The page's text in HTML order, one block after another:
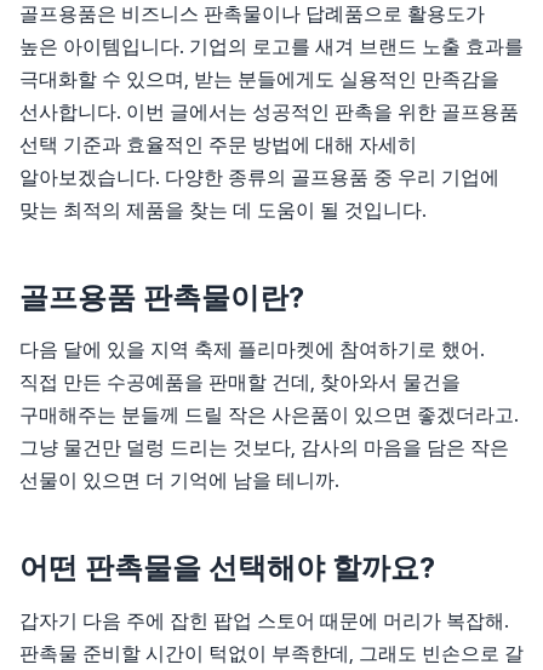
문구용품
미용용품
사무용잡화
상패/휘장
선물세트
수건/손수건
시계/고급시계
우산/우의
주방기구
골프용품은 비즈니스 판촉물이나 답례품으로 활용도가
높은 아이템입니다. 기업의 로고를 새겨 브랜드 노출 효과를
극대화할 수 있으며, 받는 분들에게도 실용적인 만족감을
선사합니다. 이번 글에서는 성공적인 판촉을 위한 골프용품
선택 기준과 효율적인 주문 방법에 대해 자세히
알아보겠습니다. 다양한 종류의 골프용품 중 우리 기업에
맞는 최적의 제품을 찾는 데 도움이 될 것입니다.
골프용품 판촉물이란?
다음 달에 있을 지역 축제 플리마켓에 참여하기로 했어.
직접 만든 수공예품을 판매할 건데, 찾아와서 물건을
구매해주는 분들께 드릴 작은 사은품이 있으면 좋겠더라고.
그냥 물건만 덜렁 드리는 것보다, 감사의 마음을 담은 작은
선물이 있으면 더 기억에 남을 테니까.
어떤 판촉물을 선택해야 할까요?
갑자기 다음 주에 잡힌 팝업 스토어 때문에 머리가 복잡해.
판촉물 준비할 시간이 턱없이 부족한데, 그래도 빈손으로 갈